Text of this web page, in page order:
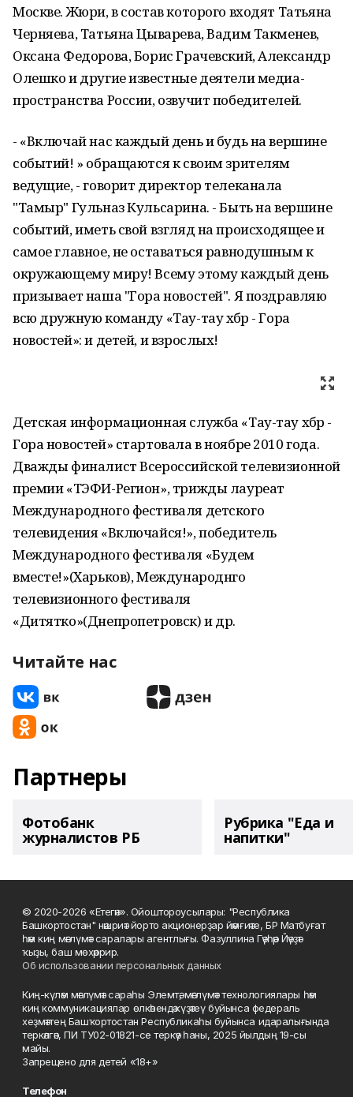
Москве. Жюри, в состав которого входят Татьяна
Черняева, Татьяна Цыварева, Вадим Такменев,
Оксана Федорова, Борис Грачевский, Александр
Олешко и другие известные деятели медиа-
пространства России, озвучит победителей.
- «Включай нас каждый день и будь на вершине
событий! » обращаются к своим зрителям
ведущие, - говорит директор телеканала
"Тамыр" Гульназ Кульсарина. - Быть на вершине
событий, иметь свой взгляд на происходящее и
самое главное, не оставаться равнодушным к
окружающему миру! Всему этому каждый день
призывает наша "Гора новостей". Я поздравляю
всю дружную команду «Тау-тау хәбәр - Гора
новостей»: и детей, и взрослых!
Детская информационная служба «Тау-тау хәбәр -
Гора новостей» стартовала в ноябре 2010 года.
Дважды финалист Всероссийской телевизионной
премии «ТЭФИ-Регион», трижды лауреат
Международного фестиваля детского
телевидения «Включайся!», победитель
Международного фестиваля «Будем
вместе!»(Харьков), Международнго
телевизионного фестиваля
«Дитятко»(Днепропетровск) и др.
Читайте нас
Партнеры
Фотобанк
журналистов РБ
Рубрика "Еда и
напитки"
© 2020-2026 «Етегән». Ойоштороусылары: "Республика
Башкортостан" нәшриәт йорто акционерҙар йәмғиәте, БР Матбуғат
һәм киң мәғлүмәт саралары агентлығы. Фазуллина Гәүһәр Йәүҙәт
ҡыҙы, баш мөхәррир.
Об использовании персональных данных
Киң-күләм мәғлүмәт сараһы Элемтә, мәғлүмәт технологиялары һәм
киң коммуникациялар өлкәһендә күҙәтеү буйынса федераль
хеҙмәттең Башҡортостан Республикаһы буйынса идаралығында
теркәлгән, ПИ ТУ02-01821-се теркәү һаны, 2025 йылдың 19-сы
майы.
Запрещено для детей «18+»
Телефон